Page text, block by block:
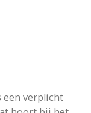
een verplicht